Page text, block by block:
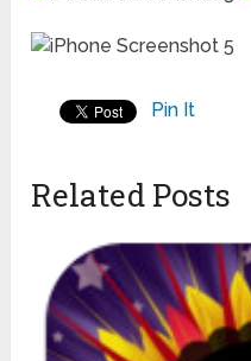
Pin It
Related Posts